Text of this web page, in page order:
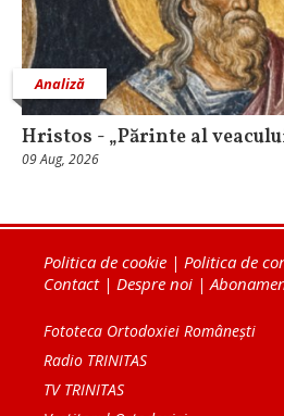
Analiză
Hristos - „Părinte al
09 Aug, 2026
Politica de cookie | Politica de
Contact| Despre noi |
Fototeca Ortodoxiei Românești
Radio TRINITAS
TV TRINITAS